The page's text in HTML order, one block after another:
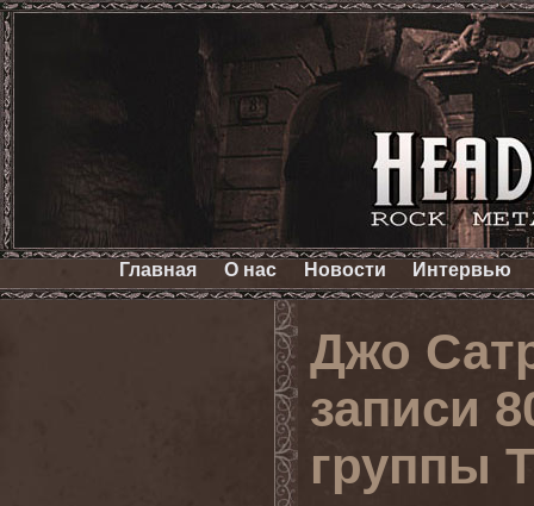
Главная О нас Новости Интервью
Джо
записи
группы